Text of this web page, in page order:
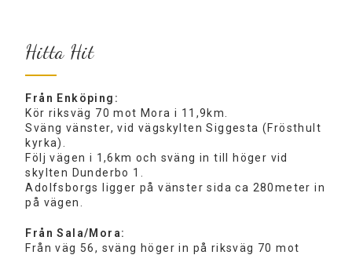
Hitta Hit
Från Enköping:
Kör riksväg 70 mot Mora i 11,9km.
Sväng vänster, vid vägskylten Siggesta (Frösthult
kyrka).
Följ vägen i 1,6km och sväng in till höger vid
skylten Dunderbo 1.
Adolfsborgs ligger på vänster sida ca 280meter in
på vägen.
Från Sala/Mora:
Från väg 56, sväng höger in på riksväg 70 mot